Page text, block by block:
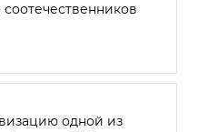
одной из